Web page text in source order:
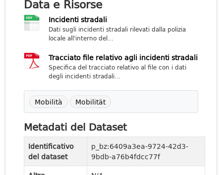
Data e Risorse
Incidenti stradali
Dati sugli incidenti stradali rilevati dalla polizia
locale all'interno del...
Tracciato file relativo agli incidenti stradali
Specifica del tracciato relativo al file con i dati
degli incidenti stradali...
Mobilità Mobilität
Metadati del Dataset
Identificativo
del dataset
p_bz:6409a3ea-9724-42d3-
9bdb-a76b4fdcc77f